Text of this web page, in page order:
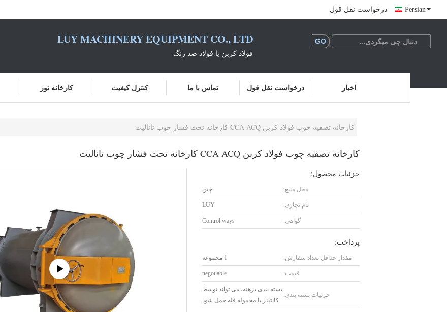
درخواست نقل قول Persian
LUY MACHINERY EQUIPMENT CO., LTD
فولاد کربن یا فولاد ضد زنگ
کارخانه تور کنترل کیفیت تماس با ما درخواست نقل قول اخبار
کارخانه تصفیه چوب فولاد کربن CCA ACQ کارخانه تحت فشار چوب تانالیت
کارخانه تصفیه چوب فولاد کربن CCA ACQ کارخانه تحت فشار چوب تانالیت
جزئیات محصول:
محل منبع: چین
نام تجاری: LUY
گواهی: Control ways
پرداخت:
مقدار حداقل تعداد سفارش: 1 مجموعه
قیمت: negotiable
جزئیات بسته بندی:
بسته بندی برهنه، می تواند توسط
کانتینر یا محموله فله حمل شود